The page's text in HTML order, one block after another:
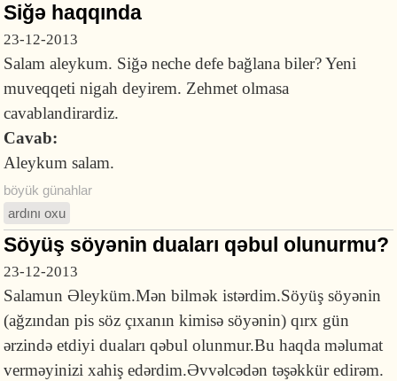
Siğə haqqında
23-12-2013
Salam aleykum. Siğə neche defe bağlana biler? Yeni
muveqqeti nigah deyirem. Zehmet olmasa
cavablandirardiz.
Cavab:
Aleykum salam.
böyük günahlar
ardını oxu
Söyüş söyənin duaları qəbul olunurmu?
23-12-2013
Salamun Əleyküm.Mən bilmək istərdim.Söyüş söyənin
(ağzından pis söz çıxanın kimisə söyənin) qırx gün
ərzində etdiyi duaları qəbul olunmur.Bu haqda məlumat
verməyinizi xahiş edərdim.Əvvəlcədən təşəkkür edirəm.